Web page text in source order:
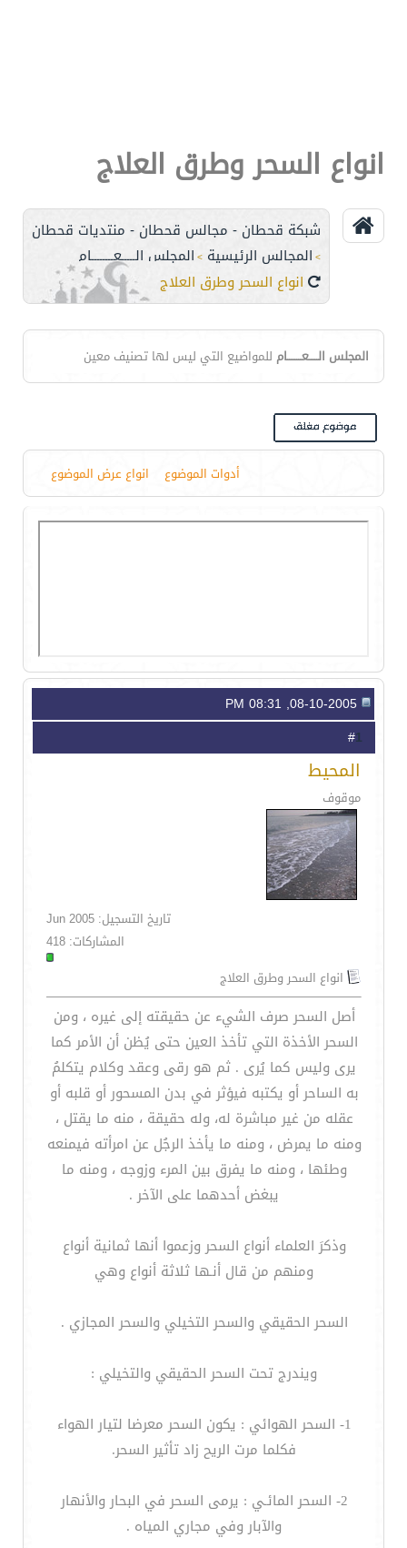
انواع السحر وطرق العلاج
شبكة قحطان - مجالس قحطان - منتديات قحطان
> المجالس الرئيسية > المجلس الـــــعــــــــام
انواع السحر وطرق العلاج
المجلس الـــــعــــــــام للمواضيع التي ليس لها تصنيف معين
أدوات الموضوع انواع عرض الموضوع
1
المحيط
موقوف
تاريخ التسجيل: Jun 2005
المشاركات: 418
انواع السحر وطرق العلاج
أصل السحر صرف الشيء عن حقيقته إلى غيره ، ومن
السحر الأخذة التي تأخذ العين حتى يُظن أن الأمر كما
يرى وليس كما يُرى . ثم هو رقى وعقد وكلام يتكلمُ
به الساحر أو يكتبه فيؤثر في بدن المسحور أو قلبه أو
عقله من غير مباشرة له، وله حقيقة ، منه ما يقتل ،
ومنه ما يمرض ، ومنه ما يأخذ الرجُل عن امرأته فيمنعه
وطئها ، ومنه ما يفرق بين المرء وزوجه ، ومنه ما
يبغض أحدهما على الآخر .
وذكرَ العلماء أنواع السحر وزعموا أنها ثمانية أنواع
ومنهم من قال أنـها ثلاثة أنواع وهي
السحر الحقيقي والسحر التخيلي والسحر المجازي .
ويندرج تحت السحر الحقيقي والتخيلي :
1- السحر الهوائي : يكون السحر معرضا لتيار الهواء
فكلما مرت الريح زاد تأثير السحر.
2- السحر المائـي : يرمى السحر في البحار والأنهار
والآبار وفي مجاري المياه .